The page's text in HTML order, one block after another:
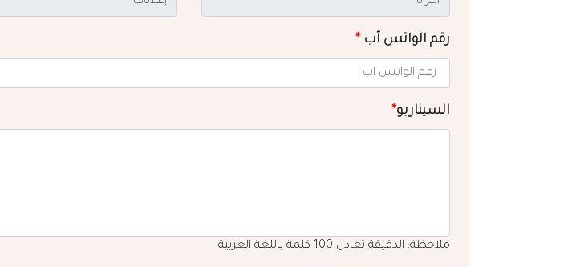
رقم الواتس آب*
السيناريو*
ملاحظة: الدقيقة تعادل 100 كلمة باللغة العربية